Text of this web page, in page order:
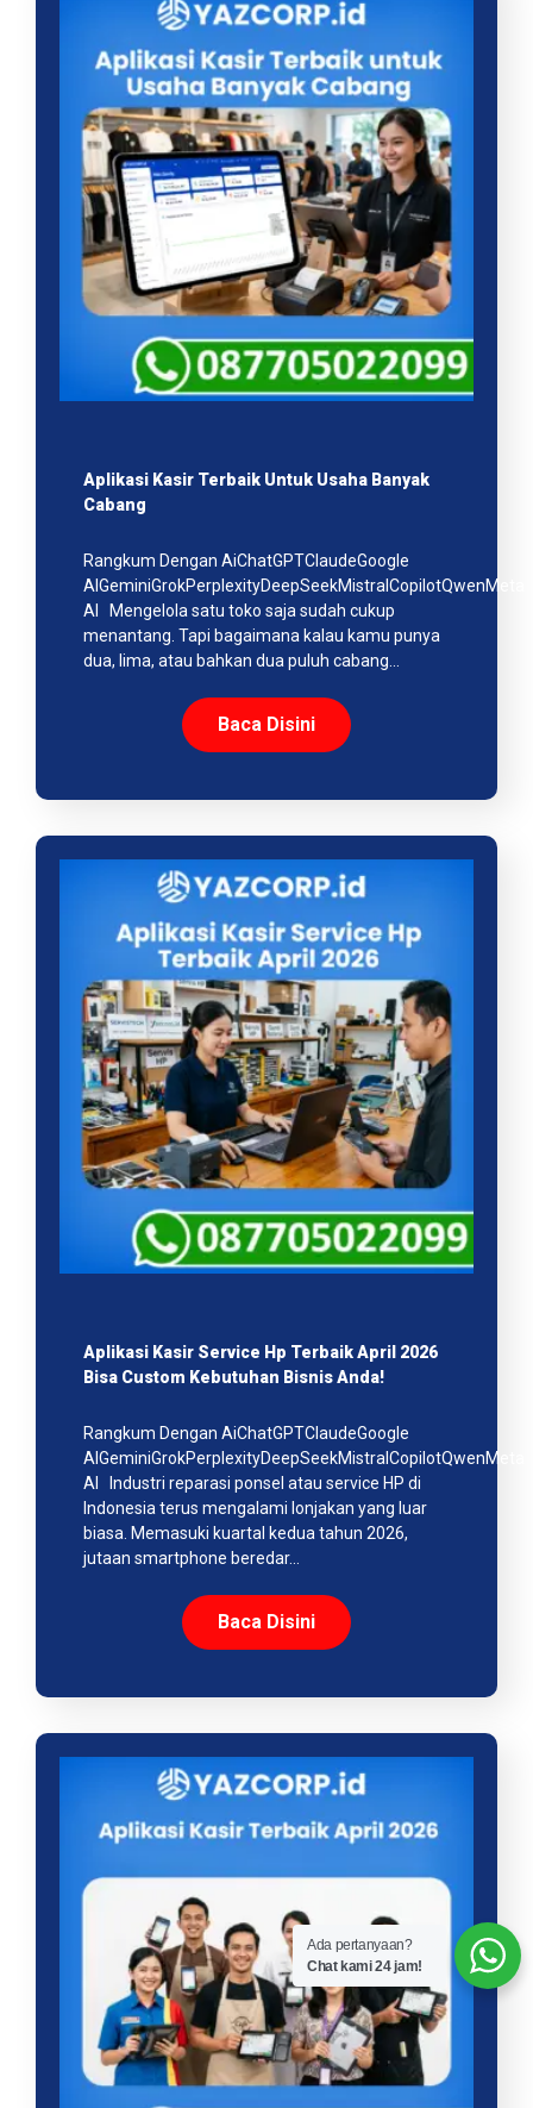
Aplikasi Kasir Terbaik Untuk Usaha Banyak
Cabang
Rangkum Dengan AiChatGPTClaudeGoogle
AIGeminiGrokPerplexityDeepSeekMistralCopilotQwenMeta
AI Mengelola satu toko saja sudah cukup
menantang. Tapi bagaimana kalau kamu punya
dua, lima, atau bahkan dua puluh cabang…
Baca Disini
Aplikasi Kasir Service Hp Terbaik April 2026
Bisa Custom Kebutuhan Bisnis Anda!
Rangkum Dengan AiChatGPTClaudeGoogle
AIGeminiGrokPerplexityDeepSeekMistralCopilotQwenMeta
AI Industri reparasi ponsel atau service HP di
Indonesia terus mengalami lonjakan yang luar
biasa. Memasuki kuartal kedua tahun 2026,
jutaan smartphone beredar…
Baca Disini
Ada pertanyaan?
Chat kami 24 jam!